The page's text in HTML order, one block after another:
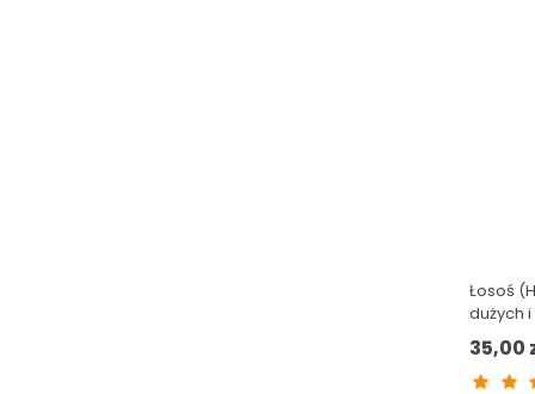
Łosoś
dużych
Excellent
35,00